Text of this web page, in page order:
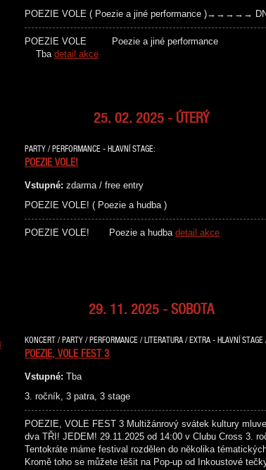
POEZIE VOLE ( Poezie a jiné performance )→→→→→
POEZIE VOLE Poezie a jiné
Tba detail akce
25. 02. 2025 - ÚTERÝ
PARTY / PERFORMANCE - HLAVNÍ STAGE:
POEZIE VOLE!
Vstupné: zdarma / free entry
POEZIE VOLE! ( Poezie a hudba )
POEZIE VOLE! Poezie a hudba detail akce
29. 11. 2025 - SOBOTA
KONCERT / PARTY / PERFORMANCE / LITERATURA / EXTRA - HLAVNÍ
POEZIE, VOLE FEST 3
Vstupné: Tba
3. ročník, 3 patra, 3 stage
POEZIE, VOLE FEST 3 Multižánrový svátek kultury
dva TŘI! JEDEM! 29.11.2025 od 14:00 v Clubu Cross 3.
Tentokráte máme festival rozdělen do několika
Kromě toho se můžete těšit na Pop-up od Inkoustové